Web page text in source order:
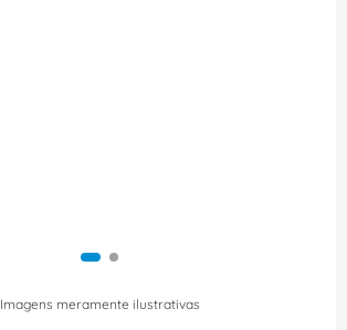
Imagens meramente ilustrativas